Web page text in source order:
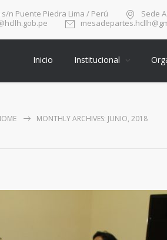
n Puente Piedra Lima / Perú
Sede
Inicio Institucional
MONTHLY ARCHIVES: JUNIO, 2018